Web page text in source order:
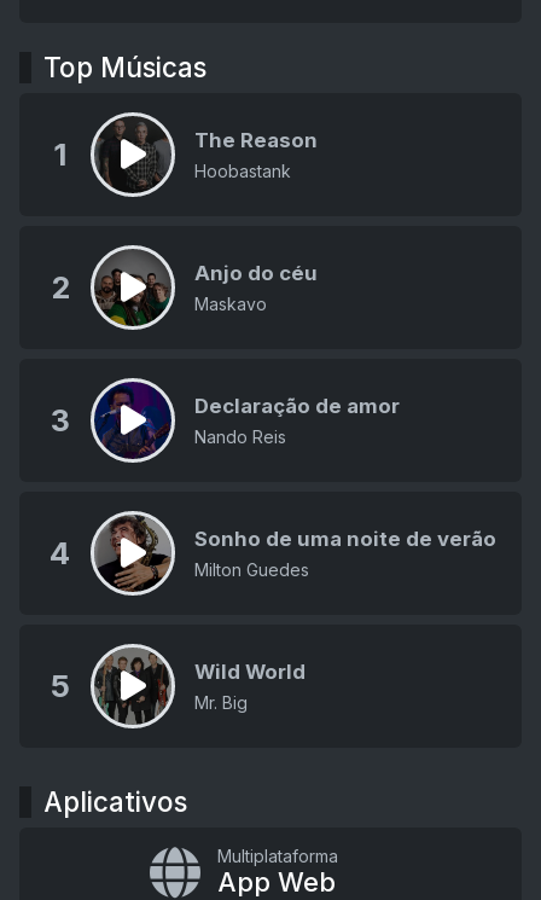
Top Músicas
1 The Reason
Hoobastank
2 Anjo do céu
Maskavo
3 Declaração de amor
Nando Reis
4 Sonho de uma noite de verão
Milton Guedes
5 Wild World
Mr. Big
Aplicativos
Multiplataforma
App Web